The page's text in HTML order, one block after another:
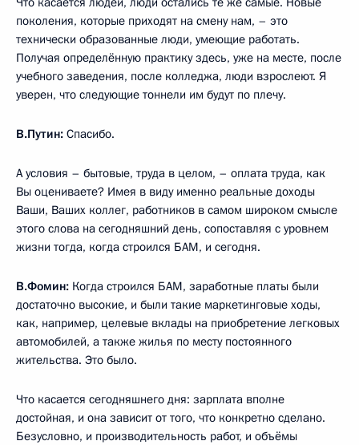
поколения, которые приходят на смену нам, – это
технически образованные люди, умеющие работать.
Получая определённую практику здесь, уже на месте, после
учебного заведения, после колледжа, люди взрослеют. Я
уверен, что следующие тоннели им будут по плечу.
В.Путин: Спасибо.
А условия – бытовые, труда в целом, – оплата труда, как
Вы оцениваете? Имея в виду именно реальные доходы
Ваши, Ваших коллег, работников в самом широком смысле
этого слова на сегодняшний день, сопоставляя с уровнем
жизни тогда, когда строился БАМ, и сегодня.
В.Фомин: Когда строился БАМ, заработные платы были
достаточно высокие, и были такие маркетинговые ходы,
как, например, целевые вклады на приобретение легковых
автомобилей, а также жилья по месту постоянного
жительства. Это было.
Что касается сегодняшнего дня: зарплата вполне
достойная, и она зависит от того, что конкретно сделано.
Безусловно, и производительность работ, и объёмы